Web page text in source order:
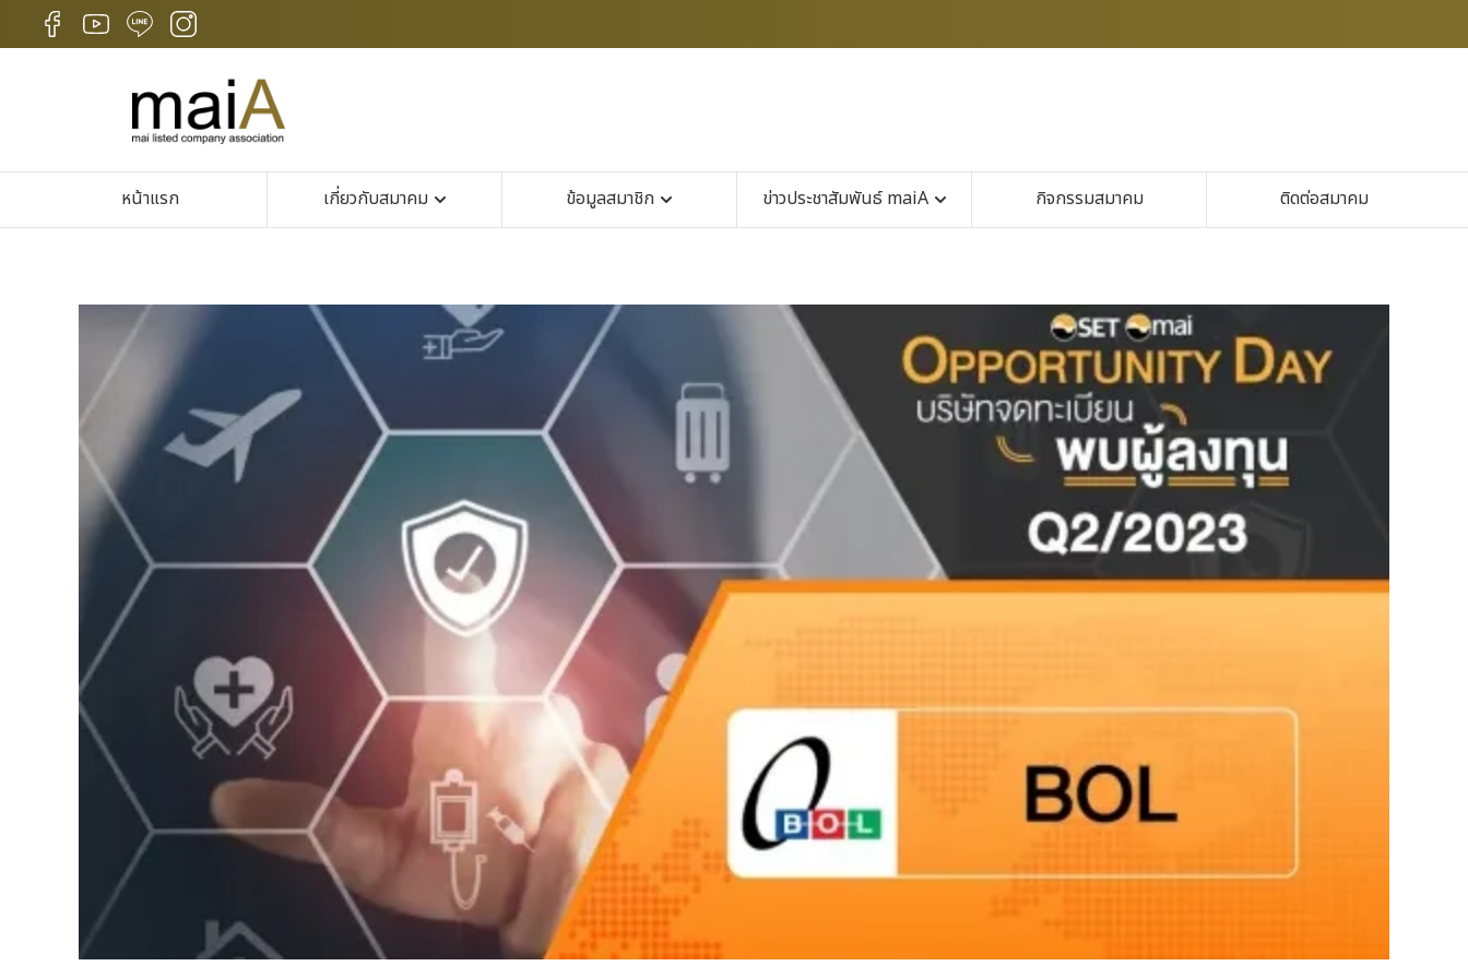
หน้าแรก เกี่ยวกับสมาคม ข้อมูลสมาชิก ข่าวประชาสัมพันธ์ maiA กิจกรรมสมาคม ติดต่อสมาคม